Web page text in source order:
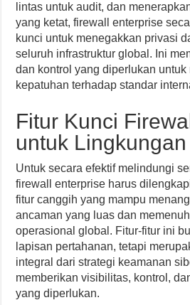
lintas untuk audit, dan
yang ketat, firewall enterprise
kunci untuk menegakkan privasi
seluruh infrastruktur global. Ini
dan kontrol yang diperlukan untuk
kepatuhan terhadap standar
Fitur Kunci
untuk Lingkungan
Untuk secara efektif melindungi
firewall enterprise harus
fitur canggih yang mampu
ancaman yang luas dan
operasional global. Fitur-fitur ini
lapisan pertahanan, tetapi
integral dari strategi keamanan
memberikan visibilitas, kontrol,
yang diperlukan.